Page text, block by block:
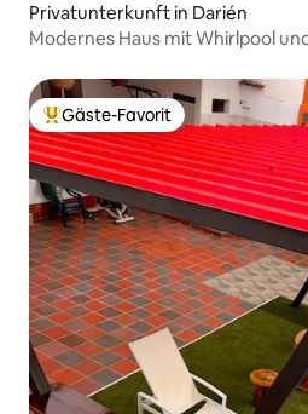
Privatunterkunft in Darién
Modernes Haus mit Whirlpool
Beliebter Gäste-Favorit.
Gäste-Favorit